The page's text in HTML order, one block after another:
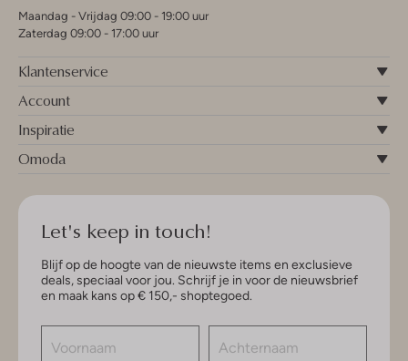
Maandag - Vrijdag 09:00 - 19:00 uur
Zaterdag 09:00 - 17:00 uur
Klantenservice
Account
Inspiratie
Omoda
Let's keep in touch!
Blijf op de hoogte van de nieuwste items en exclusieve
deals, speciaal voor jou. Schrijf je in voor de nieuwsbrief
en maak kans op € 150,- shoptegoed.